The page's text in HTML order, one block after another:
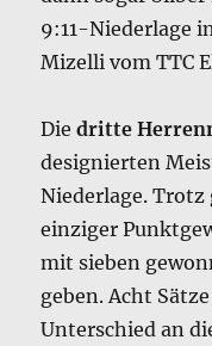
9:11-Niederlage
Mizelli vom TTC
Diedritte
designierten
Niederlage.
einziger
mit sieben
geben. Acht
Unterschied an